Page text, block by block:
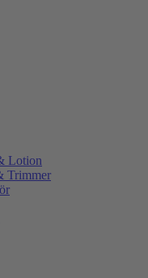
Lotion
Trimmer